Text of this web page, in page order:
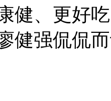
健、更好
健强侃侃